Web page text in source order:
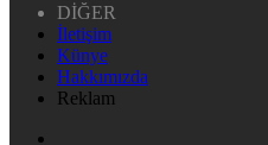
DİĞER
İletişim
Künye
Hakkımızda
Reklam